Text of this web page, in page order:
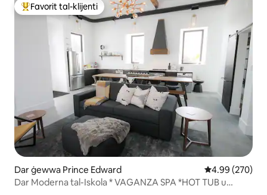
Wieħed mill-aqwa favoriti tal-klijenti
Favorit tal-klijenti
Dar ġewwa Prince Edward Rating medju
4.99 (270)
Dar Moderna tal-Iskola * VAGANZA SPA *HOT TUB u